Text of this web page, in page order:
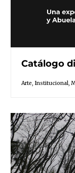
Catálogo
Arte, Institucional,